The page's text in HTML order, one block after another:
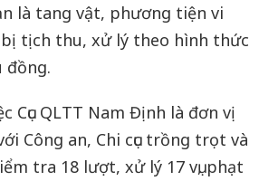
là tang vật, phương tiện vi
tịch thu, xử lý theo hình thức
đồng.
Cục QLTT Nam Định là đơn vị
Công an, Chi cục trồng trọt và
tra 18 lượt, xử lý 17 vụ, phạt